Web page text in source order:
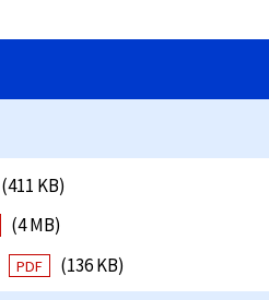
(411 KB)
(4 MB)
PDF (136 KB)